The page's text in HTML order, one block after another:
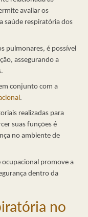
avaliar os
saúde respiratória dos
pulmonares, é possível
assegurando a
conjunto com a
.
realizadas para
suas funções é
no ambiente de
ocupacional promove a
dentro da
no